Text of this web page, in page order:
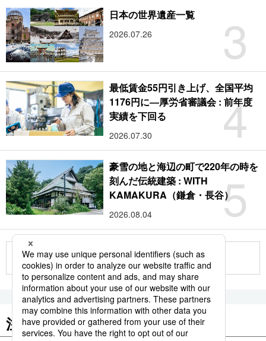
3
日本の世界遺産一覧
2026.07.26
4
最低賃金55円引き上げ、全国平均
1176円に―厚労省審議会 : 前年度
実績を下回る
2026.07.30
5
豪雪の地と海辺の町で220年の時を
刻んだ伝統建築 : WITH
KAMAKURA（鎌倉・長谷）
2026.08.04
もっと見る
注目のキーワード